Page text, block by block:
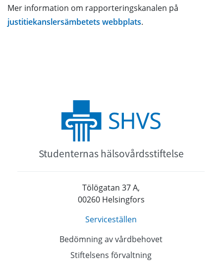
Mer information om rapporteringskanalen på
justitiekanslersämbetets webbplats.
Studenternas hälsovårdsstiftelse
Tölögatan 37 A,
00260 Helsingfors
Serviceställen
Bedömning av vårdbehovet
Stiftelsens förvaltning